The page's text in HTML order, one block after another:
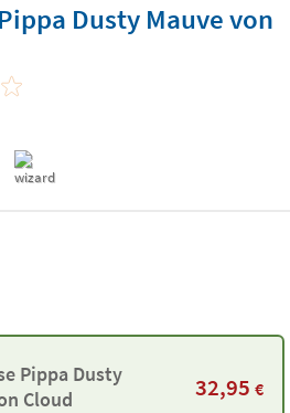
Dusty Mauve von
Pippa Dusty
Cloud
32,95 €